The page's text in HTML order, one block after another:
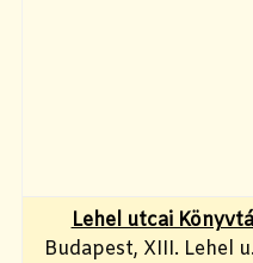
Lehel utcai
Budapest, XIII. Lehel